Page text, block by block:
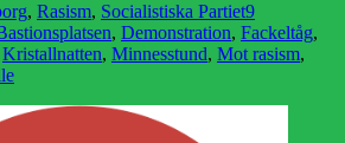
, Rasism, Socialistiska PartietEtiketter
9
, Demonstration, Fackeltåg,
Kristallnatten, Minnesstund, Mot rasism,